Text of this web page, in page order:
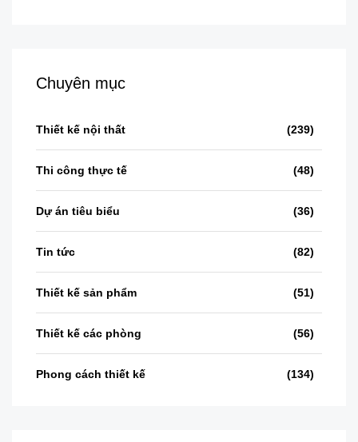
Chuyên mục
Thiết kế nội thất (239)
Thi công thực tế (48)
Dự án tiêu biểu (36)
Tin tức (82)
Thiết kế sản phẩm (51)
Thiết kế các phòng (56)
Phong cách thiết kế (134)